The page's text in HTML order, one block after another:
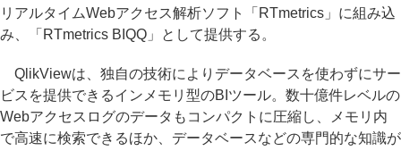
リアルタイムWebアクセス解析ソフト「RTmetrics」に組み込
み、「RTmetrics BIQQ」として提供する。
QlikViewは、独自の技術によりデータベースを使わずにサー
ビスを提供できるインメモリ型のBIツール。数十億件レベルの
Webアクセスログのデータもコンパクトに圧縮し、メモリ内
で高速に検索できるほか、データベースなどの専門的な知識が